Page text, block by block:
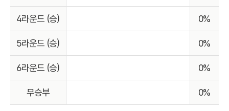
4라운드 (승) 0%
5라운드 (승) 0%
6라운드 (승) 0%
무승부 0%